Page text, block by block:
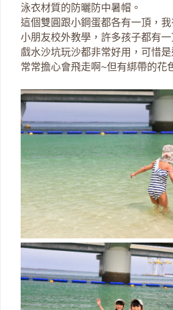
泳衣材質的防曬防中暑帽。
這個雙圓跟小鋼蛋都各有一頂，
小朋友校外教學，許多孩子都有
戲水沙坑玩沙都非常好用，可惜是
常常擔心會飛走啊~但有綁帶的